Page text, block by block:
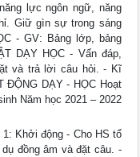
lực ngôn ngữ, năng
Giữ gìn sự trong sáng
- GV: Bảng lớp, bảng
DẠY HỌC - Vấn đáp,
và trả lời câu hỏi. - Kĩ
ĐỘNG DẠY - HỌC Hoạt
Năm học 2021 – 2022
Khởi động - Cho HS tổ
đồng âm và đặt câu. -